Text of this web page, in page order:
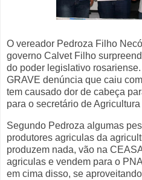
O vereador Pedroza Filho
governo Calvet Filho
do poder legislativo
GRAVE denúncia que caiu
tem causado dor de cabeça
para o secretário de
Segundo Pedroza algumas
produtores agriculas da
produzem nada, vão na
agriculas e vendem para o
em cima disso, se